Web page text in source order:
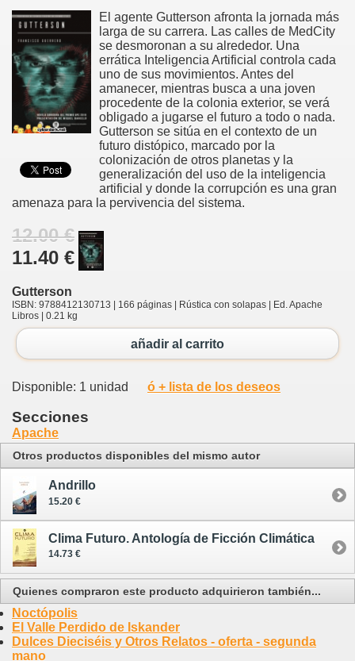
El agente Gutterson afronta la jornada más
larga de su carrera. Las calles de MedCity
se desmoronan a su alrededor. Una
errática Inteligencia Artificial controla cada
uno de sus movimientos. Antes del
amanecer, mientras busca a una joven
procedente de la colonia exterior, se verá
obligado a jugarse el futuro a todo o nada.
Gutterson se sitúa en el contexto de un
futuro distópico, marcado por la
colonización de otros planetas y la
generalización del uso de la inteligencia
artificial y donde la corrupción es una gran
amenaza para la pervivencia del sistema.
12.00 €
11.40 €
Gutterson
ISBN: 9788412130713 | 166 páginas | Rústica con solapas | Ed. Apache
Libros | 0.21 kg
añadir al carrito
Disponible: 1 unidad ó + lista de los deseos
Secciones
Apache
Otros productos disponibles del mismo autor
Andrillo
15.20 €
Clima Futuro. Antología de Ficción Climática
14.73 €
Quienes compraron este producto adquirieron también...
Noctópolis
El Valle Perdido de Iskander
Dulces Dieciséis y Otros Relatos - oferta - segunda
mano